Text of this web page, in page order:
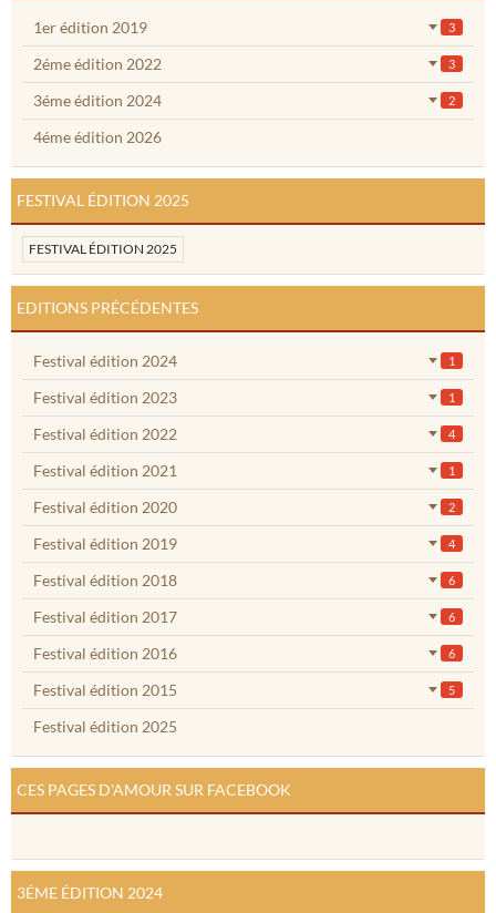
1er édition 2019 3
2éme édition 2022 3
3éme édition 2024 2
4éme édition 2026
FESTIVAL ÉDITION 2025
FESTIVAL ÉDITION 2025
EDITIONS PRÉCÉDENTES
Festival édition 2024 1
Festival édition 2023 1
Festival édition 2022 4
Festival édition 2021 1
Festival édition 2020 2
Festival édition 2019 4
Festival édition 2018 6
Festival édition 2017 6
Festival édition 2016 6
Festival édition 2015 5
Festival édition 2025
CES PAGES D'AMOUR SUR FACEBOOK
3ÉME ÉDITION 2024